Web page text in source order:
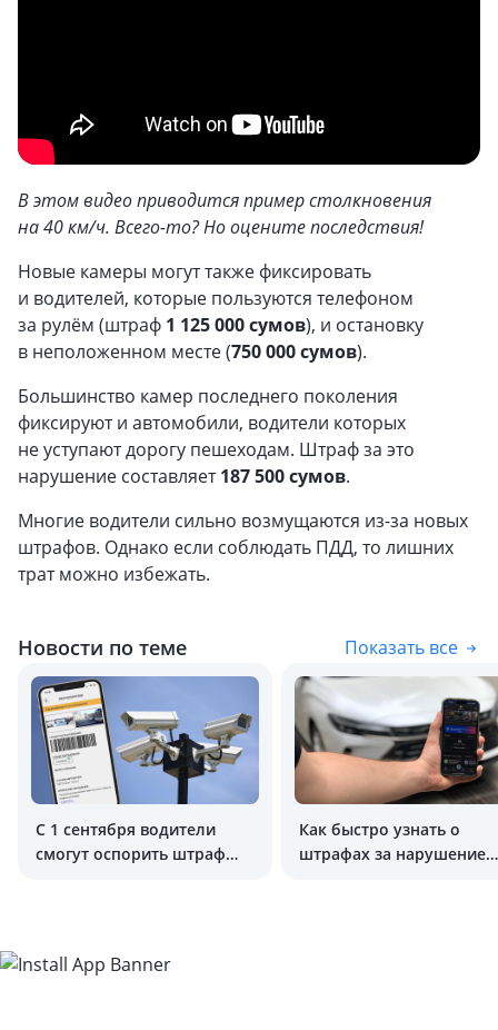
В этом видео приводится пример столкновения
на 40 км/ч. Всего-то? Но оцените последствия!
Новые камеры могут также фиксировать
и водителей, которые пользуются телефоном
за рулём (штраф 1 125 000 сумов), и остановку
в неположенном месте (750 000 сумов).
Большинство камер последнего поколения
фиксируют и автомобили, водители которых
не уступают дорогу пешеходам. Штраф за это
нарушение составляет187 500 сумов.
Многие водители сильно возмущаются из-за новых
штрафов. Однако если соблюдать ПДД, то лишних
трат можно избежать.
Новости по теме Показать все
С 1 сентября водители
смогут оспорить штраф
Как быстро узнать о
штрафах за нарушение